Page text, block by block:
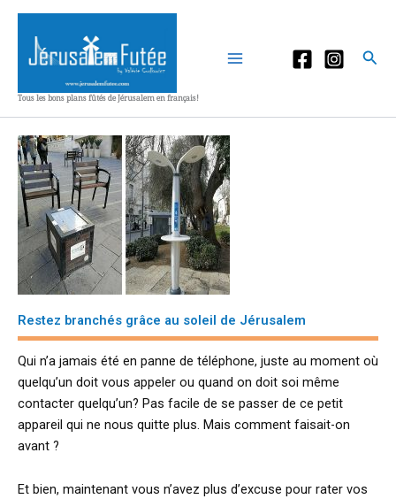
Aller
contenu
Tous les bons plans fûtés de Jérusalem en français!
Restez branchés grâce au soleil de Jérusalem
Qui n’a jamais été en panne de téléphone, juste au moment où
quelqu’un doit vous appeler ou quand on doit soi même
contacter quelqu’un? Pas facile de se passer de ce petit
appareil qui ne nous quitte plus. Mais comment faisait-on
avant ?
Et bien, maintenant vous n’avez plus d’excuse pour rater vos